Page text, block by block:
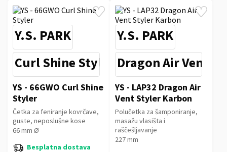
Y.S. PARK
Curl Shine Styler Super G
YS - 66GWO Curl Shine
Styler
Četka za feniranje kovrčave,
guste, neposlušne kose
66 mm Ø
Besplatna dostava
Y.S. PARK
Dragon Air Vent
YS - LAP32 Dragon Air
Vent Styler Karbon
Polučetka za šamponiranje,
masažu vlasišta i
raščešljavanje
227 mm